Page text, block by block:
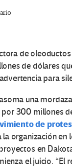
de
de dólares
para
una
300 millones
de
organización
en
el juicio.